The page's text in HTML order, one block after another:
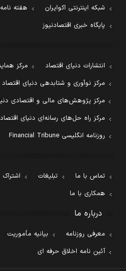
شبکه اینترنتی اکوایران
هفته
پایگاه خبری اقتصادنیوز
انتشارات دنیای اقتصاد
مرکز
مرکز نوآوری و شتابدهی دنیای اقتصاد
مرکز پژوهش‌های مالی و اقتصادی
مرکز راه حل‌های رسانه‌ای دنیای اقتصاد
روزنامه انگلیسی Financial Tribune
تماس با ما تبلیغات اشتراک
همکاری با ما
درباره ما
معرفی روزنامه
بیانیه مأموریت
آئین نامه اخلاق حرفه ای